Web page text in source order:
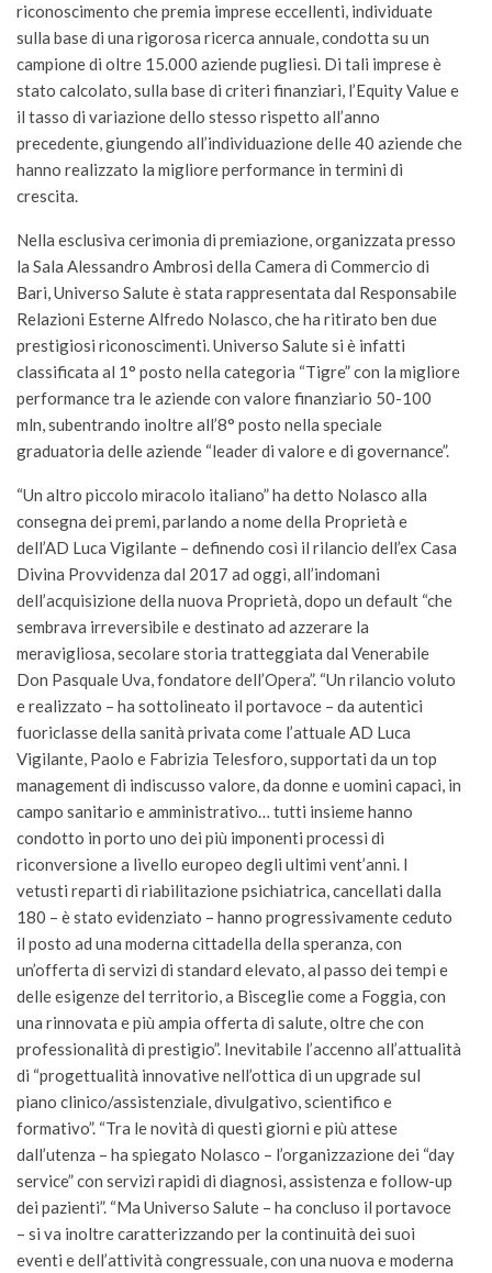
riconoscimento che premia imprese eccellenti, individuate
sulla base di una rigorosa ricerca annuale, condotta su un
campione di oltre 15.000 aziende pugliesi. Di tali imprese è
stato calcolato, sulla base di criteri finanziari, l’Equity Value e
il tasso di variazione dello stesso rispetto all’anno
precedente, giungendo all’individuazione delle 40 aziende che
hanno realizzato la migliore performance in termini di
crescita.
Nella esclusiva cerimonia di premiazione, organizzata presso
la Sala Alessandro Ambrosi della Camera di Commercio di
Bari, Universo Salute è stata rappresentata dal Responsabile
Relazioni Esterne Alfredo Nolasco, che ha ritirato ben due
prestigiosi riconoscimenti. Universo Salute si è infatti
classificata al 1° posto nella categoria “Tigre” con la migliore
performance tra le aziende con valore finanziario 50-100
mln, subentrando inoltre all’8° posto nella speciale
graduatoria delle aziende “leader di valore e di governance”.
“Un altro piccolo miracolo italiano” ha detto Nolasco alla
consegna dei premi, parlando a nome della Proprietà e
dell’AD Luca Vigilante – definendo così il rilancio dell’ex Casa
Divina Provvidenza dal 2017 ad oggi, all’indomani
dell’acquisizione della nuova Proprietà, dopo un default “che
sembrava irreversibile e destinato ad azzerare la
meravigliosa, secolare storia tratteggiata dal Venerabile
Don Pasquale Uva, fondatore dell’Opera”. “Un rilancio voluto
e realizzato – ha sottolineato il portavoce – da autentici
fuoriclasse della sanità privata come l’attuale AD Luca
Vigilante, Paolo e Fabrizia Telesforo, supportati da un top
management di indiscusso valore, da donne e uomini capaci, in
campo sanitario e amministrativo… tutti insieme hanno
condotto in porto uno dei più imponenti processi di
riconversione a livello europeo degli ultimi vent’anni. I
vetusti reparti di riabilitazione psichiatrica, cancellati dalla
180 – è stato evidenziato – hanno progressivamente ceduto
il posto ad una moderna cittadella della speranza, con
un’offerta di servizi di standard elevato, al passo dei tempi e
delle esigenze del territorio, a Bisceglie come a Foggia, con
una rinnovata e più ampia offerta di salute, oltre che con
professionalità di prestigio”. Inevitabile l’accenno all’attualità
di “progettualità innovative nell’ottica di un upgrade sul
piano clinico/assistenziale, divulgativo, scientifico e
formativo”. “Tra le novità di questi giorni e più attese
dall’utenza – ha spiegato Nolasco – l’organizzazione dei “day
service” con servizi rapidi di diagnosi, assistenza e follow-up
dei pazienti”. “Ma Universo Salute – ha concluso il portavoce
– si va inoltre caratterizzando per la continuità dei suoi
eventi e dell’attività congressuale, con una nuova e moderna